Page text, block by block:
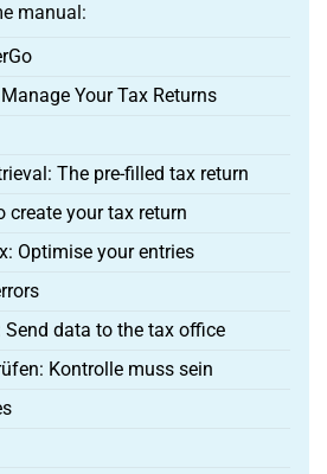
manual:
Your Tax Returns
The pre-filled tax return
create your tax return
Optimise your entries
data to the tax office
Kontrolle muss sein